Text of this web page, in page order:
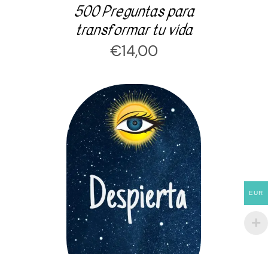
500 Preguntas para
transformar tu vida
€14,00
AÑADIR AL CARRITO
/
DETALLES
EUR